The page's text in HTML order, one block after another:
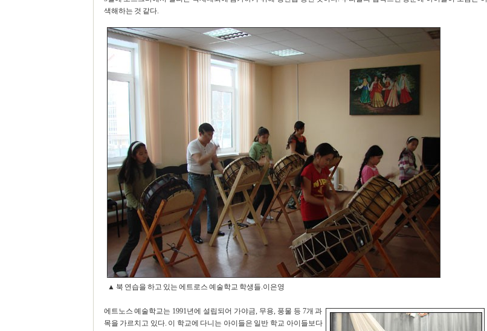
색해하는 것 같다.
▲ 북 연습을 하고 있는 에트로스 예술학교 학생들.이은영
에트노스 예술학교는 1991년에 설립되어 가야금, 무용, 풍물 등 7개 과
목을 가르치고 있다. 이 학교에 다니는 아이들은 일반 학교 아이들보다